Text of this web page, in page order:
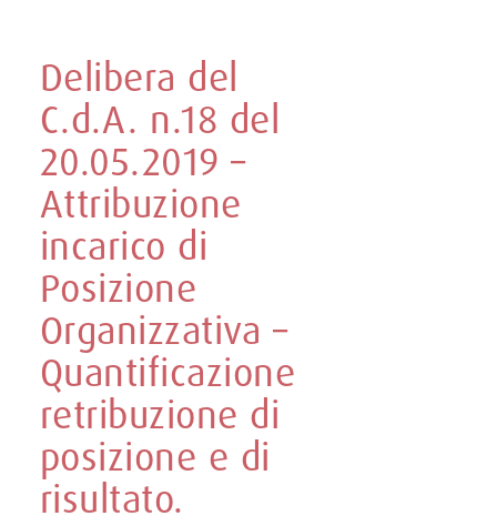
Delibera del
C.d.A. n.18 del
20.05.2019 –
Attribuzione
incarico di
Posizione
Organizzativa –
Quantificazione
retribuzione di
posizione e di
risultato.